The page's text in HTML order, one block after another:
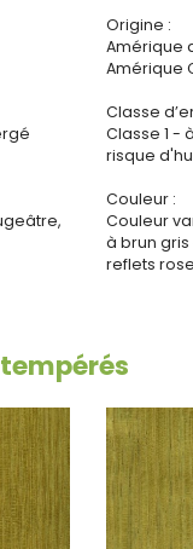
Origine :
Amérique
Amérique
Classe
Classe 1 -
risque
Couleur :
Couleur
à brun
reflets